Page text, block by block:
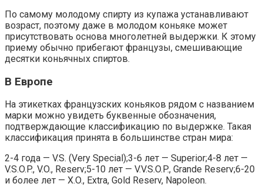
По самому молодому спирту из купажа устанавливают
возраст, поэтому даже в молодом коньяке может
присутствовать основа многолетней выдержки. К этому
приему обычно прибегают французы, смешивающие
десятки коньячных спиртов.
В Европе
На этикетках французских коньяков рядом с названием
марки можно увидеть буквенные обозначения,
подтверждающие классификацию по выдержке. Такая
классификация принята в большинстве стран мира:
2-4 года — V.S. (Very Special);3-6 лет — Superior;4-8 лет —
V.S.O.P., V.O., Reserv;5-10 лет — V.V.S.O.P., Grande Reserv;6-20
и более лет — X.O., Extra, Gold Reserv, Napoleon.